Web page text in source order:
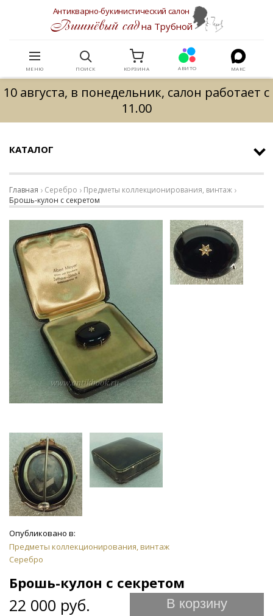
Антикварно-букинистический салон
Вишнёвый садна Трубной
МЕНЮ ПОИСК КОРЗИНА АВИТО МАКС
10 августа, в понедельник, салон работает с
11.00
КАТАЛОГ
Главная Серебро
Предметы коллекционирования, винтаж
Брошь-кулон с секретом
Опубликовано в:
Предметы коллекционирования, винтаж
Серебро
Брошь-кулон с секретом
22 000 руб. В корзину